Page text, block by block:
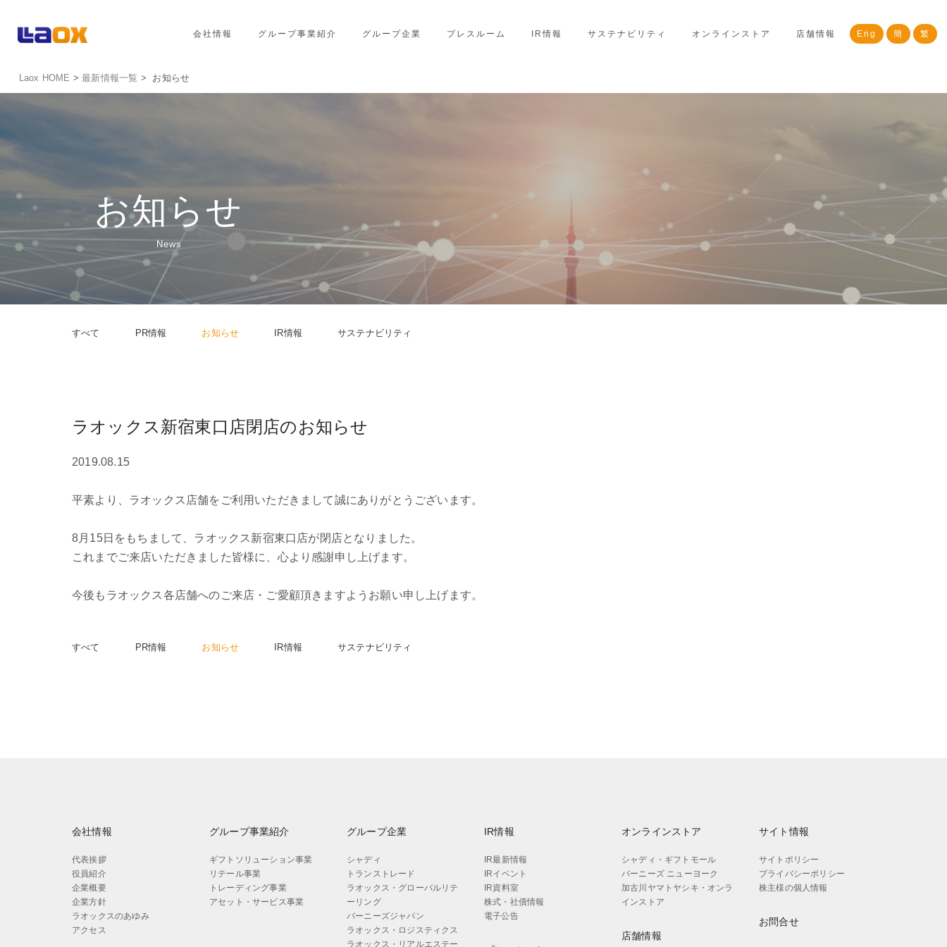
会社情報 グループ事業紹介 グループ企業 プレスルーム IR情報 サステナビリティ オンラインストア 店舗情報 Eng 簡 繁
Laox HOME >最新情報一覧 > お知らせ
お知らせ
News
すべて PR情報 お知らせ IR情報 サステナビリティ
ラオックス新宿東口店閉店のお知らせ
2019.08.15
平素より、ラオックス店舗をご利用いただきまして誠にありがとうございます。
8月15日をもちまして、ラオックス新宿東口店が閉店となりました。
これまでご来店いただきました皆様に、心より感謝申し上げます。
今後もラオックス各店舗へのご来店・ご愛顧頂きますようお願い申し上げます。
すべて PR情報 お知らせ IR情報 サステナビリティ
会社情報
代表挨拶
役員紹介
企業概要
企業方針
ラオックスのあゆみ
アクセス
グループ事業紹介
ギフトソリューション事業
リテール事業
トレーディング事業
アセット・サービス事業
グループ企業
シャディ
トランストレード
ラオックス・グローバルリテ
ーリング
バーニーズジャパン
ラオックス・ロジスティクス
ラオックス・リアルエステー
IR情報
IR最新情報
IRイベント
IR資料室
株式・社債情報
電子公告
オンラインストア
シャディ・ギフトモール
バーニーズ ニューヨーク
加古川ヤマトヤシキ・オンラ
インストア
店舗情報
サイト情報
サイトポリシー
プライバシーポリシー
株主様の個人情報
お問合せ